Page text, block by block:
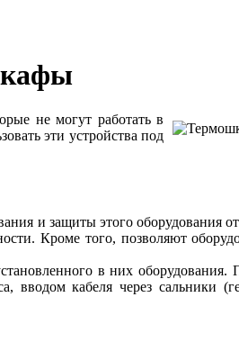
не могут работать в
эти устройства под
и защиты этого оборудования
Кроме того, позволяют
в них оборудования.
вводом кабеля через сальники